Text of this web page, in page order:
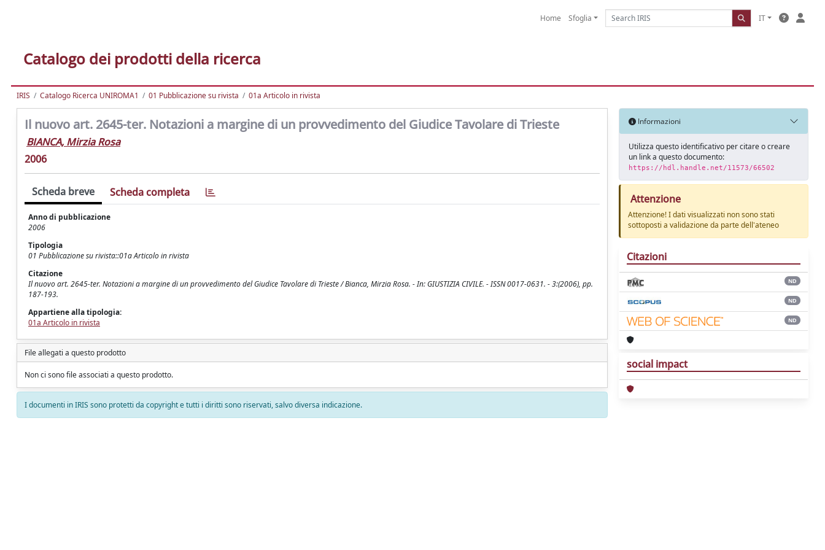
Home Sfoglia IT
Catalogo dei prodotti della ricerca
IRIS Catalogo Ricerca UNIROMA1 01 Pubblicazione su rivista 01a Articolo in rivista
Il nuovo art. 2645-ter. Notazioni a margine di un provvedimento del Giudice Tavolare di Trieste
BIANCA, Mirzia Rosa
2006
Scheda breve Scheda completa
Anno di pubblicazione
2006
Tipologia
01 Pubblicazione su rivista::01a Articolo in rivista
Citazione
Il nuovo art. 2645-ter. Notazioni a margine di un provvedimento del Giudice Tavolare di Trieste / Bianca, Mirzia Rosa. - In: GIUSTIZIA CIVILE. - ISSN 0017-0631. - 3:(2006), pp.
187-193.
Appartiene alla tipologia:
01a Articolo in rivista
File allegati a questo prodotto
Non ci sono file associati a questo prodotto.
I documenti in IRIS sono protetti da copyright e tutti i diritti sono riservati, salvo diversa indicazione.
Informazioni
Utilizza questo identificativo per citare o creare
un link a questo documento:
https://hdl.handle.net/11573/66502
Attenzione
Attenzione! I dati visualizzati non sono stati
sottoposti a validazione da parte dell'ateneo
Citazioni
ND
ND
ND
social impact